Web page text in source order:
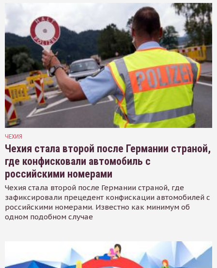
ЧЕХИЯ
Чехия стала второй после Германии страной,
где конфисковали автомобиль с
российскими номерами
Чехия стала второй после Германии страной, где
зафиксировали прецедент конфискации автомобилей с
российскими номерами. Известно как минимум об
одном подобном случае